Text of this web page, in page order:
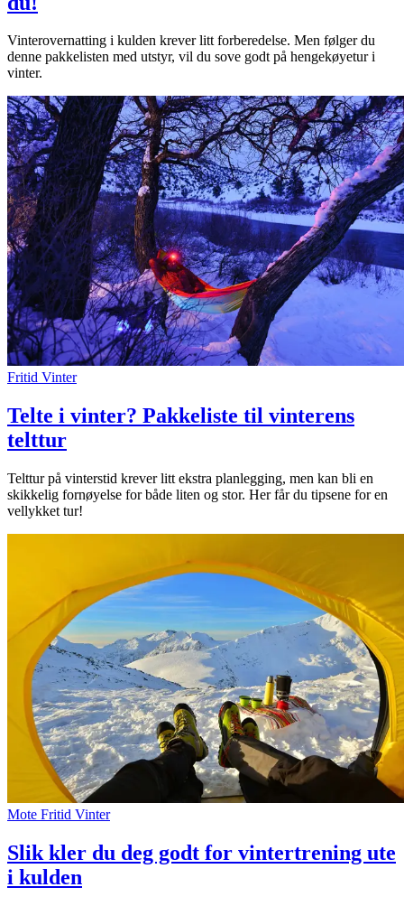
Vinterovernatting i kulden krever litt forberedelse. Men følger du
denne pakkelisten med utstyr, vil du sove godt på hengekøyetur i
vinter.
Fritid Vinter
Telte i vinter? Pakkeliste til vinterens
telttur
Telttur på vinterstid krever litt ekstra planlegging, men kan bli en
skikkelig fornøyelse for både liten og stor. Her får du tipsene for en
vellykket tur!
Mote Fritid Vinter
Slik kler du deg godt for vintertrening ute
i kulden